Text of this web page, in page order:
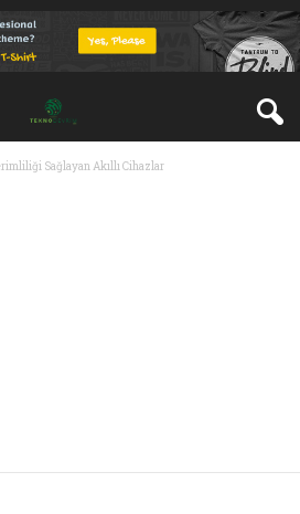
Sağlayan Akıllı Cihazlar